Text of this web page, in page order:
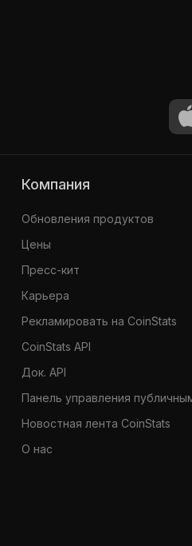
Компания
Обновления продуктов
Цены
Пресс-кит
Карьера
Рекламировать на CoinStats
CoinStats API
Док. API
Панель управления
Новостная лента CoinStats
О нас